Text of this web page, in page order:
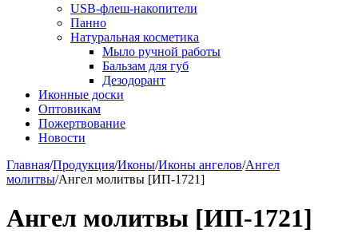
USB-флеш-накопители
Панно
Натуральная косметика
Мыло ручной работы
Бальзам для губ
Дезодорант
Иконные доски
Оптовикам
Пожертвование
Новости
Главная/Продукция/Иконы/Иконы ангелов/Ангел
молитвы/Ангел молитвы [ИП-1721]
Ангел молитвы [ИП-1721]